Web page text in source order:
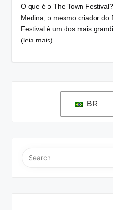
O que é o The Town
Medina, o mesmo criador do
Festival é um dos mais
(leia mais)
BR